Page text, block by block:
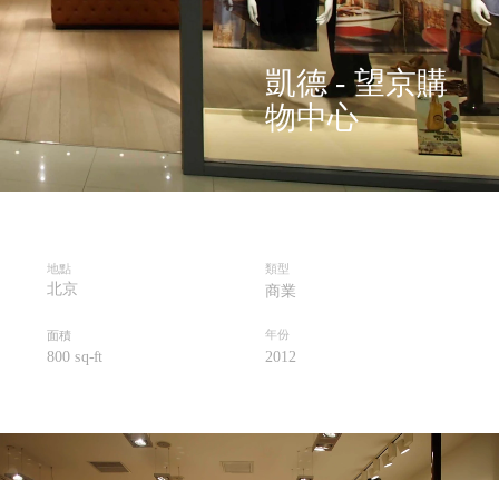
地點 類型
北京 商業
年份
面積
800 sq-ft 2012
凱德 - 望京購
物中心